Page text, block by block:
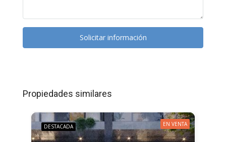
Solicitar información
Propiedades similares
DESTACADA EN VENTA